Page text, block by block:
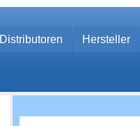
Distributoren Hersteller